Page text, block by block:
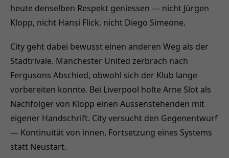
heute denselben Respekt geniessen — nicht Jürgen
Klopp, nicht Hansi Flick, nicht Diego Simeone.
City geht dabei bewusst einen anderen Weg als der
Stadtrivale. Manchester United zerbrach nach
Fergusons Abschied, obwohl sich der Klub lange
vorbereiten konnte. Bei Liverpool holte Arne Slot als
Nachfolger von Klopp einen Aussenstehenden mit
eigener Handschrift. City versucht den Gegenentwurf
— Kontinuität von innen, Fortsetzung eines Systems
statt Neustart.